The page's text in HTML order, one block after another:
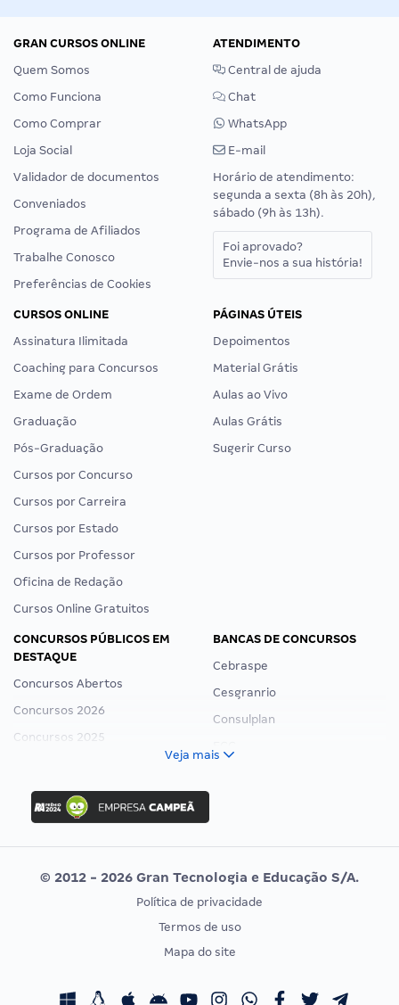
GRAN CURSOS ONLINE
Quem Somos
Como Funciona
Como Comprar
Loja Social
Validador de documentos
Conveniados
Programa de Afiliados
Trabalhe Conosco
Preferências de Cookies
ATENDIMENTO
Central de ajuda
Chat
WhatsApp
E-mail
Horário de atendimento:
segunda a sexta (8h às 20h),
sábado (9h às 13h).
Foi aprovado?
Envie-nos a sua história!
CURSOS ONLINE
Assinatura Ilimitada
Coaching para Concursos
Exame de Ordem
Graduação
Pós-Graduação
Cursos por Concurso
Cursos por Carreira
Cursos por Estado
Cursos por Professor
Oficina de Redação
Cursos Online Gratuitos
PÁGINAS ÚTEIS
Depoimentos
Material Grátis
Aulas ao Vivo
Aulas Grátis
Sugerir Curso
CONCURSOS PÚBLICOS EM
DESTAQUE
Concursos Abertos
Concursos 2026
Concursos 2025
Concurso Ibama
Concurso MPU
Editais publicados
BANCAS DE CONCURSOS
Cebraspe
Cesgranrio
Consulplan
Vunesp
CONCURSOS POR PROFISSÃO
Concursos Fiscais
EXAME DE ORDEM
Calendário OAB
Veja mais
© 2012 - 2026 Gran Tecnologia e Educação S/A.
Política de privacidade
Termos de uso
Mapa do site